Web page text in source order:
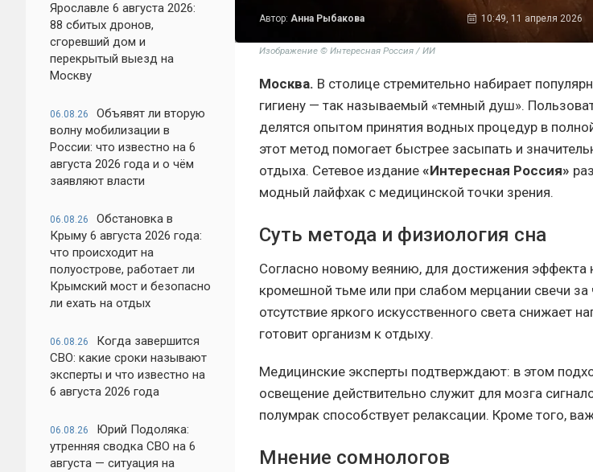
Ярославле 6 августа 2026:
88 сбитых дронов,
сгоревший дом и
перекрытый выезд на
Москву
06.08.26
Объявят ли вторую
волну мобилизации в
России: что известно на 6
августа 2026 года и о чём
заявляют власти
06.08.26
Обстановка в
Крыму 6 августа 2026 года:
что происходит на
полуострове, работает ли
Крымский мост и безопасно
ли ехать на отдых
06.08.26
Когда завершится
СВО: какие сроки называют
эксперты и что известно на
6 августа 2026 года
06.08.26
Юрий Подоляка:
утренняя сводка СВО на 6
августа — ситуация на
Автор: Анна Рыбакова 10:49, 11 апреля 2026
Изображение © Интересная Россия / ИИ
Москва. В столице стремительно набирает
гигиену — так называемый «темный душ».
делятся опытом принятия водных процедур в
этот метод помогает быстрее засыпать и
отдыха. Сетевое издание «Интересная Россия»
модный лайфхак с медицинской точки зрения.
Суть метода и физиология сна
Согласно новому веянию, для достижения
кромешной тьме или при слабом мерцании свечи за
отсутствие яркого искусственного света снижает
готовит организм к отдыху.
Медицинские эксперты подтверждают: в этом
освещение действительно служит для мозга
полумрак способствует релаксации. Кроме того,
Мнение сомнологов